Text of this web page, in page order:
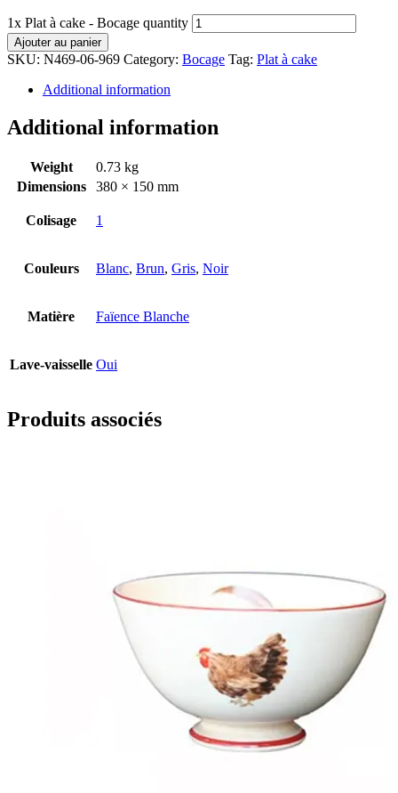
1x Plat à cake - Bocage quantity
Ajouter au panier
SKU: N469-06-969 Category: Bocage Tag: Plat à cake
Additional information
Additional information
Weight
0.73 kg
Dimensions
380 × 150 mm
Colisage 1
Couleurs Blanc, Brun, Gris, Noir
Matière Faïence Blanche
Lave-vaisselle Oui
Produits associés